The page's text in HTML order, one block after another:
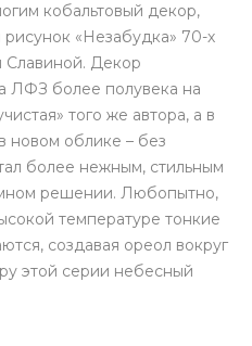
кобальтовый декор,
«Незабудка» 70-х
Славиной. Декор
ЛФЗ более полувека на
того же автора, а в
новом облике – без
более нежным, стильным
решении. Любопытно,
температуре тонкие
создавая ореол вокруг
этой серии небесный